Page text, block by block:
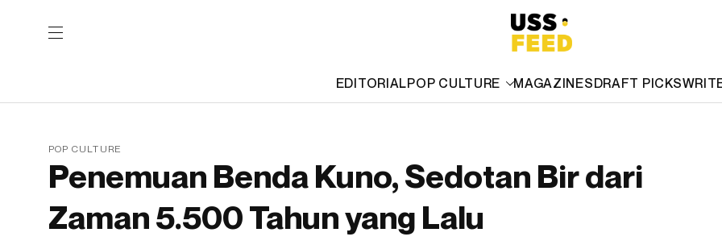
EDITORIALPOP CULTURE MAGAZINESDRAFT PICKS
POP CULTURE
Penemuan Benda Kuno, Sedotan Bir dari
Zaman 5.500 Tahun yang Lalu